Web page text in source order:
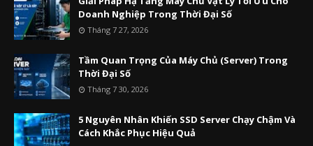
Doanh Nghiệp Trong Thời Đại Số
Tháng 7 27, 2026
Tầm Quan Trọng Của Máy Chủ (Server) Trong
Thời Đại Số
Tháng 7 30, 2026
5 Nguyên Nhân Khiến SSD Server Chạy Chậm Và
Cách Khắc Phục Hiệu Quả